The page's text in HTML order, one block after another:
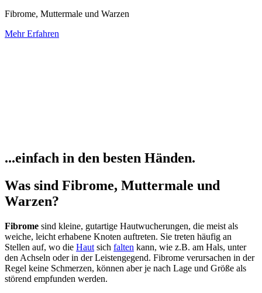
Fibrome, Muttermale und Warzen
Mehr Erfahren
...einfach in den besten Händen.
Was sind Fibrome, Muttermale und
Warzen?
Fibrome sind kleine, gutartige Hautwucherungen, die meist als
weiche, leicht erhabene Knoten auftreten. Sie treten häufig an
Stellen auf, wo die Haut sich falten kann, wie z.B. am Hals, unter
den Achseln oder in der Leistengegend. Fibrome verursachen in der
Regel keine Schmerzen, können aber je nach Lage und Größe als
störend empfunden werden.